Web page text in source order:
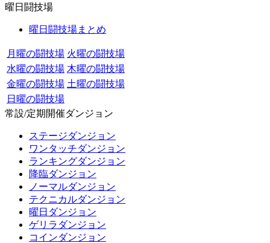
曜日闘技場
曜日闘技場まとめ
月曜の闘技場 火曜の闘技場
水曜の闘技場 木曜の闘技場
金曜の闘技場 土曜の闘技場
日曜の闘技場
常設/定期開催ダンジョン
ステージダンジョン
ワンタッチダンジョン
ランキングダンジョン
降臨ダンジョン
ノーマルダンジョン
テクニカルダンジョン
曜日ダンジョン
ゲリラダンジョン
コインダンジョン